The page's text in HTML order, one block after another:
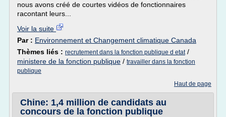
nous avons créé de courtes vidéos de fonctionnaires
racontant leurs...
Voir la suite
Par : Environnement et Changement climatique Canada
Thèmes liés : recrutement dans la fonction publique d etat/
ministere de la fonction publique / travailler dans la fonction
publique
Haut de page
Chine: 1,4 million de candidats au
concours de la fonction publique